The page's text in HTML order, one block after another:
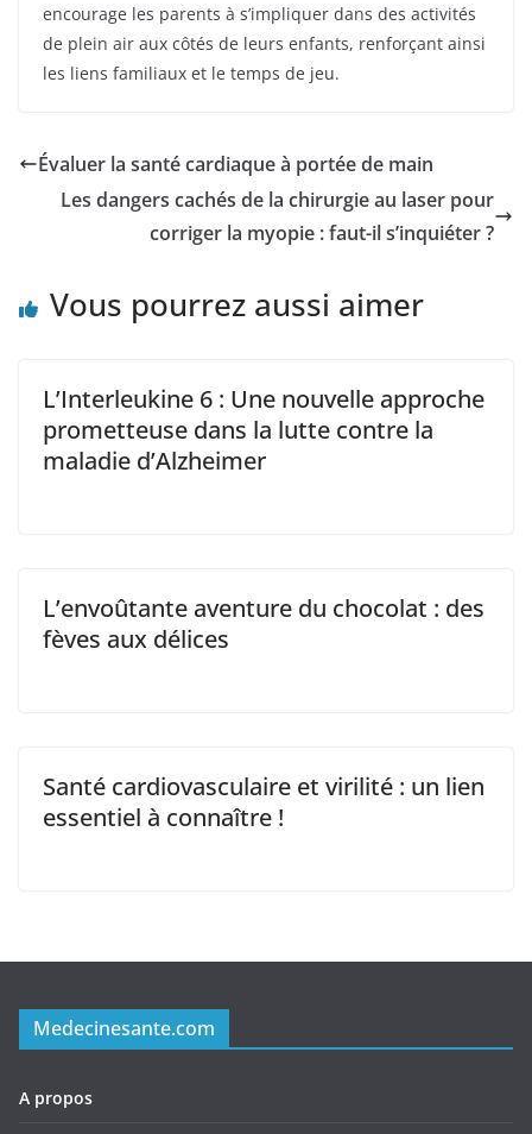
encourage les parents à s’impliquer dans des activités
de plein air aux côtés de leurs enfants, renforçant ainsi
les liens familiaux et le temps de jeu.
Évaluer la santé cardiaque à portée de main
Les dangers cachés de la chirurgie au laser pour
corriger la myopie : faut-il s’inquiéter ?
Vous pourrez aussi aimer
L’Interleukine 6 : Une nouvelle approche
prometteuse dans la lutte contre la
maladie d’Alzheimer
L’envoûtante aventure du chocolat : des
fèves aux délices
Santé cardiovasculaire et virilité : un lien
essentiel à connaître !
Medecinesante.com
A propos